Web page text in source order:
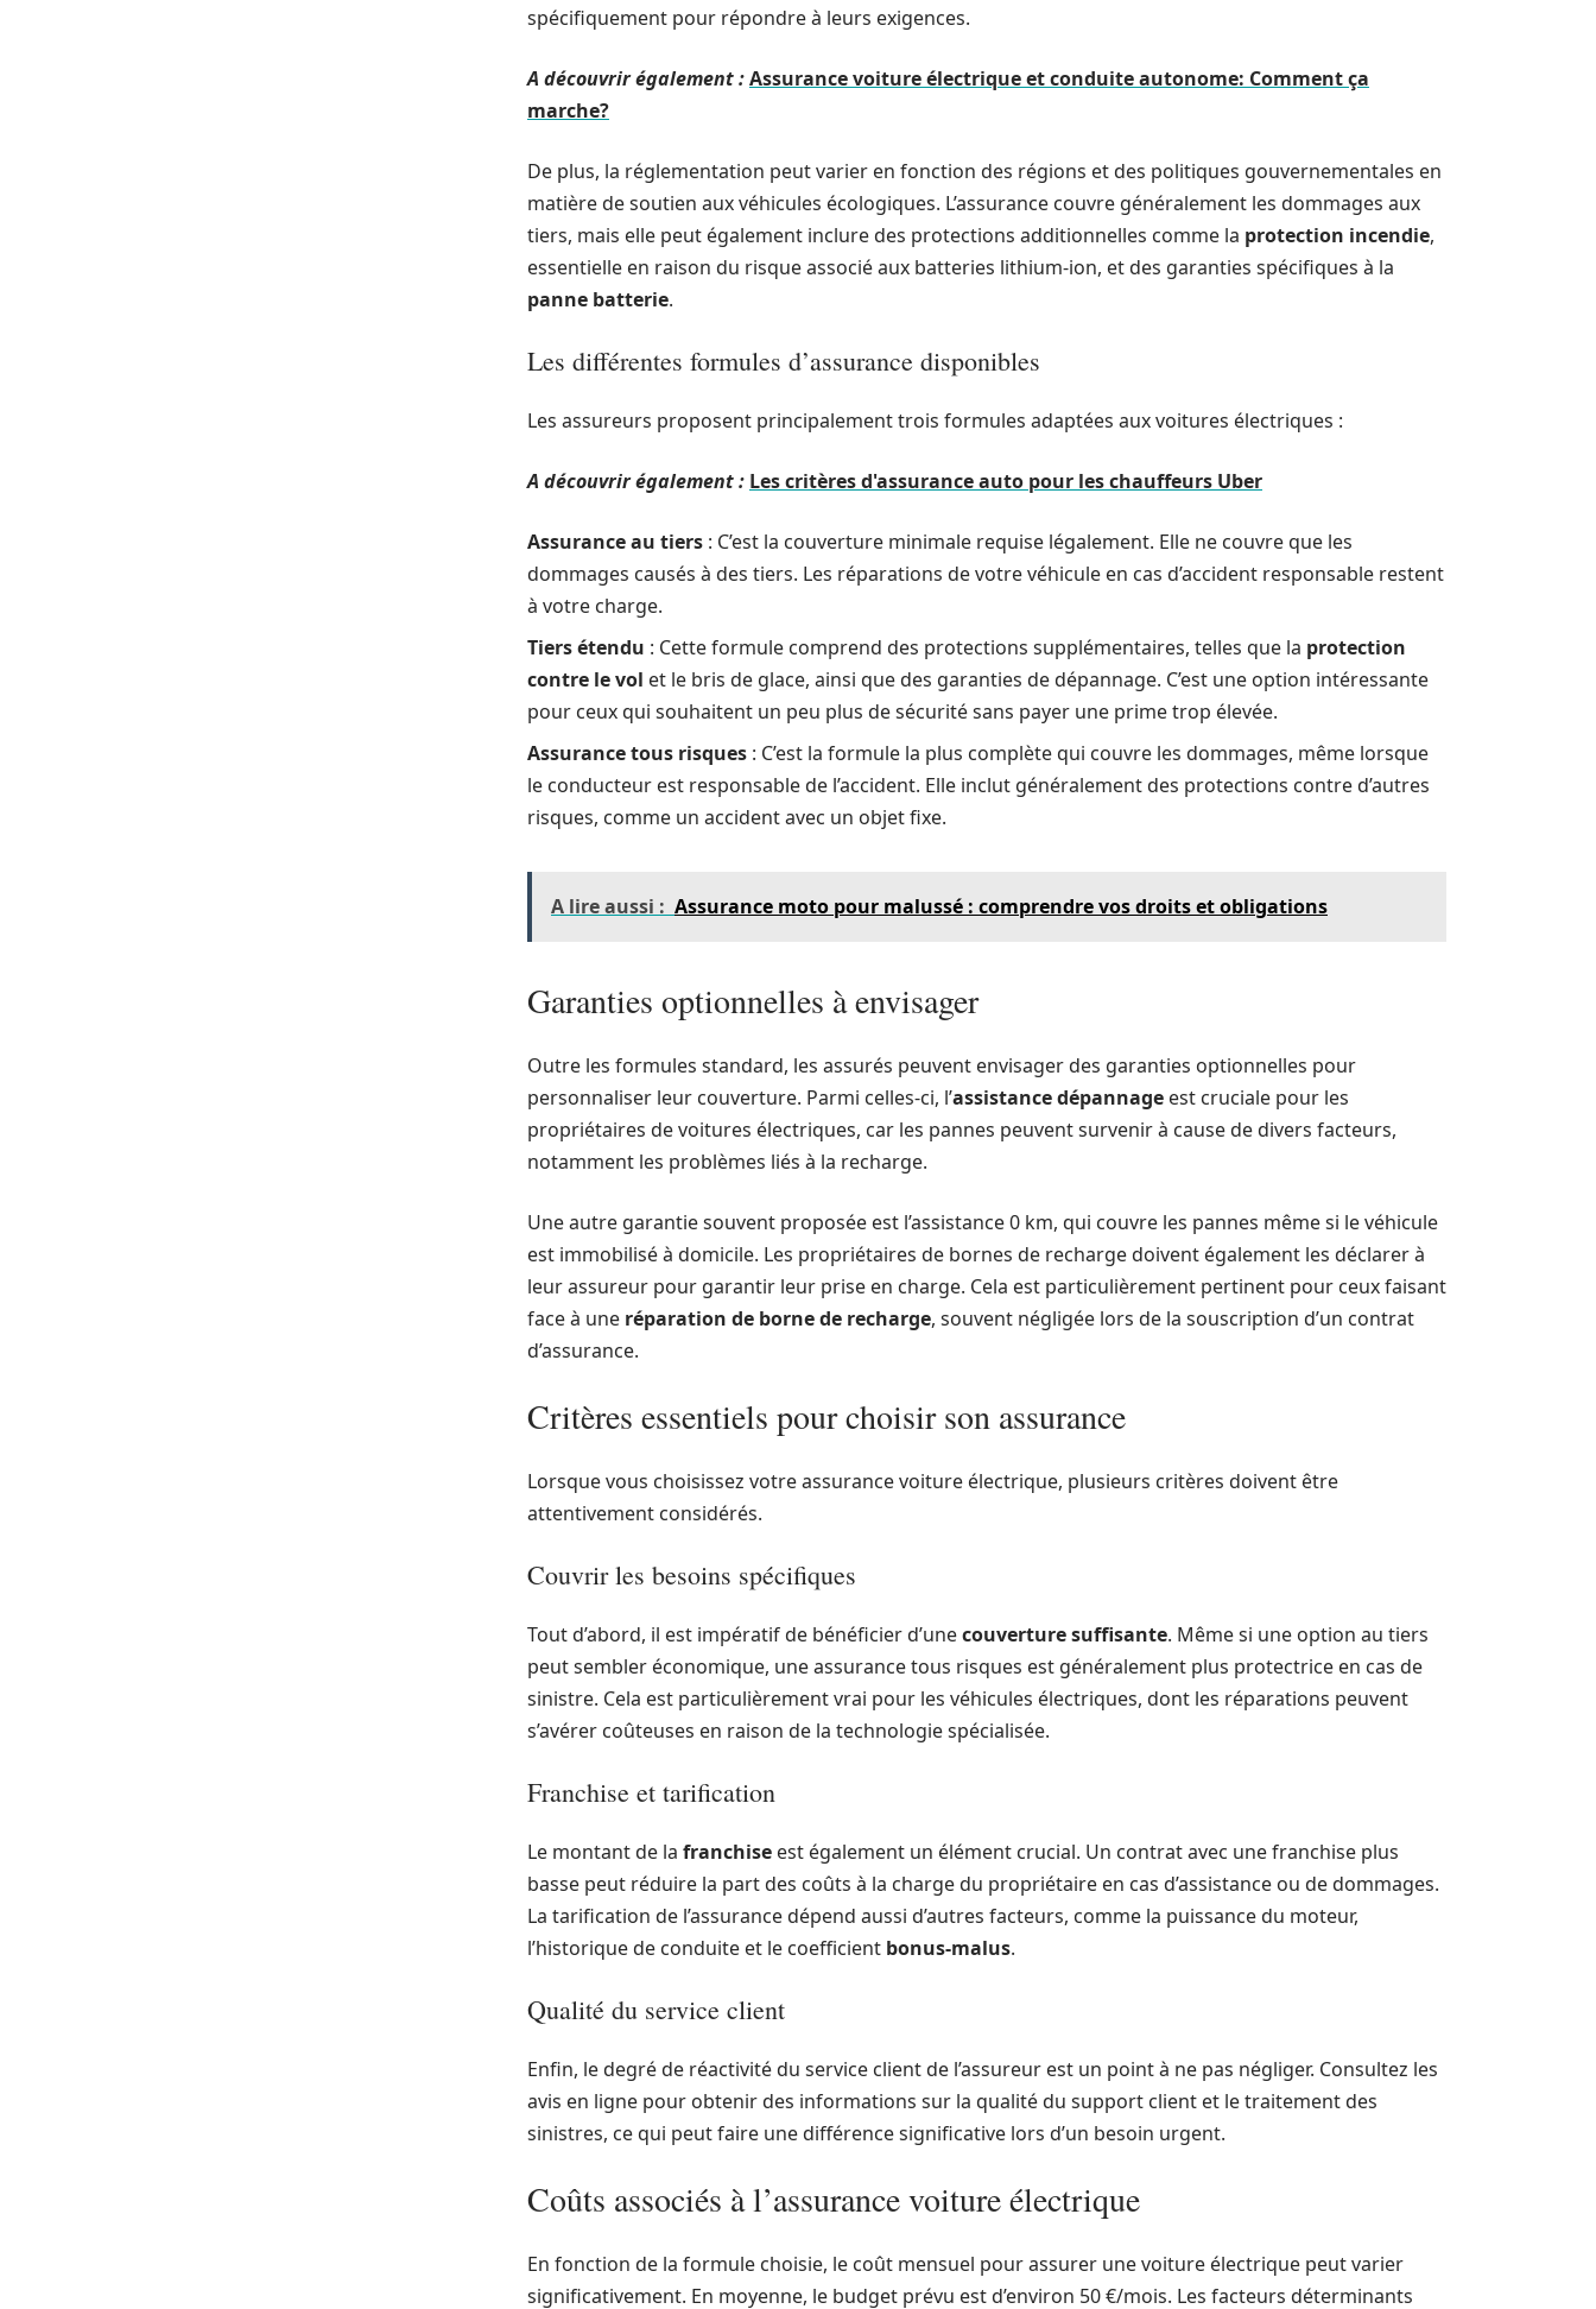
spécifiquement pour répondre à leurs exigences.
A découvrir également :Assurance voiture électrique et conduite autonome: Comment ça
marche?
De plus, la réglementation peut varier en fonction des régions et des politiques gouvernementales en
matière de soutien aux véhicules écologiques. L’assurance couvre généralement les dommages aux
tiers, mais elle peut également inclure des protections additionnelles comme la protection incendie,
essentielle en raison du risque associé aux batteries lithium-ion, et des garanties spécifiques à la
panne batterie.
Les différentes formules d’assurance disponibles
Les assureurs proposent principalement trois formules adaptées aux voitures électriques :
A découvrir également : Les critères d'assurance auto pour les chauffeurs Uber
Assurance au tiers : C’est la couverture minimale requise légalement. Elle ne couvre que les
dommages causés à des tiers. Les réparations de votre véhicule en cas d’accident responsable restent
à votre charge.
Tiers étendu : Cette formule comprend des protections supplémentaires, telles que la protection
contre le vol et le bris de glace, ainsi que des garanties de dépannage. C’est une option intéressante
pour ceux qui souhaitent un peu plus de sécurité sans payer une prime trop élevée.
Assurance tous risques : C’est la formule la plus complète qui couvre les dommages, même lorsque
le conducteur est responsable de l’accident. Elle inclut généralement des protections contre d’autres
risques, comme un accident avec un objet fixe.
A lire aussi : Assurance moto pour malussé : comprendre vos droits et obligations
Garanties optionnelles à envisager
Outre les formules standard, les assurés peuvent envisager des garanties optionnelles pour
personnaliser leur couverture. Parmi celles-ci, l’assistance dépannage est cruciale pour les
propriétaires de voitures électriques, car les pannes peuvent survenir à cause de divers facteurs,
notamment les problèmes liés à la recharge.
Une autre garantie souvent proposée est l’assistance 0 km, qui couvre les pannes même si le véhicule
est immobilisé à domicile. Les propriétaires de bornes de recharge doivent également les déclarer à
leur assureur pour garantir leur prise en charge. Cela est particulièrement pertinent pour ceux faisant
face à une réparation de borne de recharge, souvent négligée lors de la souscription d’un contrat
d’assurance.
Critères essentiels pour choisir son assurance
Lorsque vous choisissez votre assurance voiture électrique, plusieurs critères doivent être
attentivement considérés.
Couvrir les besoins spécifiques
Tout d’abord, il est impératif de bénéficier d’unecouverture suffisante. Même si une option au tiers
peut sembler économique, une assurance tous risques est généralement plus protectrice en cas de
sinistre. Cela est particulièrement vrai pour les véhicules électriques, dont les réparations peuvent
s’avérer coûteuses en raison de la technologie spécialisée.
Franchise et tarification
Le montant de la franchise est également un élément crucial. Un contrat avec une franchise plus
basse peut réduire la part des coûts à la charge du propriétaire en cas d’assistance ou de dommages.
La tarification de l’assurance dépend aussi d’autres facteurs, comme la puissance du moteur,
l’historique de conduite et le coefficient bonus-malus.
Qualité du service client
Enfin, le degré de réactivité du service client de l’assureur est un point à ne pas négliger. Consultez les
avis en ligne pour obtenir des informations sur la qualité du support client et le traitement des
sinistres, ce qui peut faire une différence significative lors d’un besoin urgent.
Coûts associés à l’assurance voiture électrique
En fonction de la formule choisie, le coût mensuel pour assurer une voiture électrique peut varier
significativement. En moyenne, le budget prévu est d’environ 50 €/mois. Les facteurs déterminants